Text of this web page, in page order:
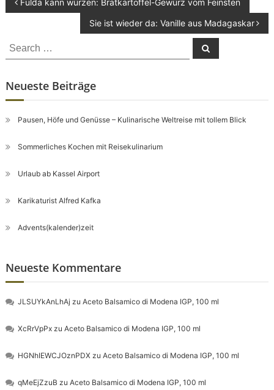
Beitragsnavigation
Fulda kann würzen: Bratkartoffel-Gewürz vom Feinsten
Sie ist wieder da: Vanille aus Madagaskar
Search
for:
Search
Neueste Beiträge
Pausen, Höfe und Genüsse – Kulinarische Weltreise mit tollem Blick
Sommerliches Kochen mit Reisekulinarium
Urlaub ab Kassel Airport
Karikaturist Alfred Kafka
Advents(kalender)zeit
Neueste Kommentare
JLSUYkAnLhAj zu Aceto Balsamico di Modena IGP, 100 ml
XcRrVpPxzu Aceto Balsamico di Modena IGP, 100 ml
HGNhIEWCJOznPDX zu Aceto Balsamico di Modena IGP, 100 ml
qMeEjZzuB zu Aceto Balsamico di Modena IGP, 100 ml